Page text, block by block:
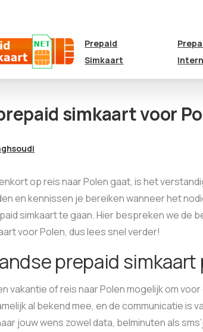
Prepaid
Simkaart
simkaart voor
op reis naar Polen gaat, is het
en kennissen je bereiken wanneer het
simkaart te gaan. Hier bespreken we de
voor Polen, dus lees snel verder!
prepaid simkaart
vakantie of reis naar Polen mogelijk om
al bekend mee, en de communicatie is
jouw wens zowel data, belminuten als